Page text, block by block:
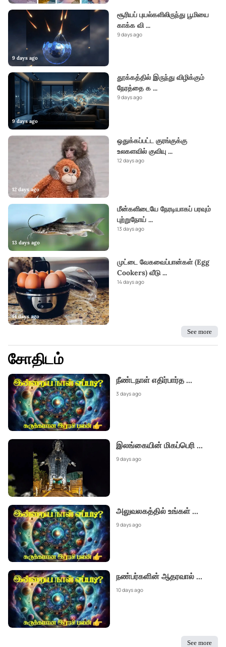
9 days ago
சூரியப் புயல்களிலிருந்து பூமியை
காக்க வி...
9 days ago
9 days ago
தூக்கத்தில் இருந்து விழிக்கும்
நேரத்தை க ...
9 days ago
12 days ago
ஒதுக்கப்பட்ட குரங்குக்கு
உலகளவில் குவியு ...
12 days ago
13 days ago
மீன்களிடையே நேரடியாகப் பரவும்
புற்றுநோய் ...
13 days ago
14 days ago
முட்டை வேகவைப்பான்கள் (Egg
Cookers) வீடு...
14 days ago
See more
சோதிடம்
நீண்டநாள் எதிர்பார்த ...
3 days ago
இலங்கையின் மிகப்பெரி ...
9 days ago
அலுவலகத்தில் உங்கள் ...
9 days ago
நண்பர்களின் ஆதரவால் ...
10 days ago
See more